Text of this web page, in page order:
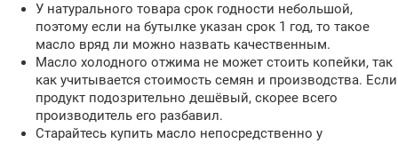
У натурального товара срок годности небольшой,
поэтому если на бутылке указан срок 1 год, то такое
масло вряд ли можно назвать качественным.
Масло холодного отжима не может стоить копейки, так
как учитывается стоимость семян и производства. Если
продукт подозрительно дешёвый, скорее всего
производитель его разбавил.
Старайтесь купить масло непосредственно у